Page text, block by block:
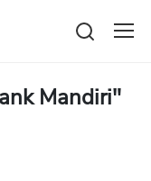
Mandiri"